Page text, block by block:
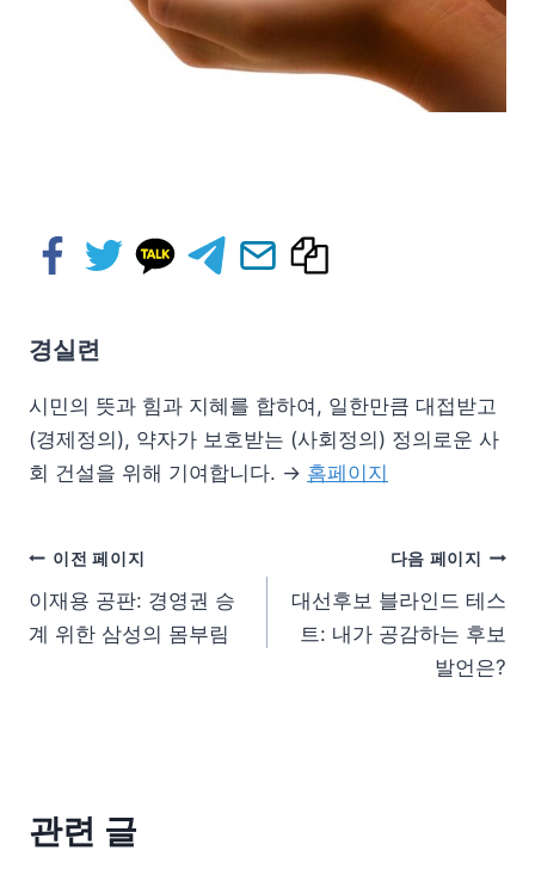
경실련
시민의 뜻과 힘과 지혜를 합하여, 일한만큼 대접받고
(경제정의), 약자가 보호받는 (사회정의) 정의로운 사
회 건설을 위해 기여합니다. → 홈페이지
이전 페이지
이재용 공판: 경영권 승
계 위한 삼성의 몸부림
다음 페이지
대선후보 블라인드 테스
트: 내가 공감하는 후보
발언은?
관련 글